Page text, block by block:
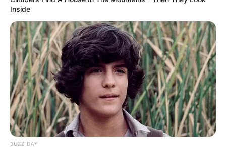
Inside
BUZZ DAY